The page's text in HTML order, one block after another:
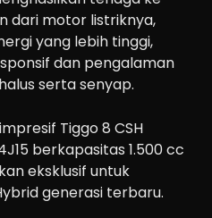
dari motor listriknya,
yang lebih tinggi,
dan pengalaman
serta senyap.
Tiggo 8 CSH
berkapasitas 1.500 cc
eksklusif untuk
generasi terbaru.